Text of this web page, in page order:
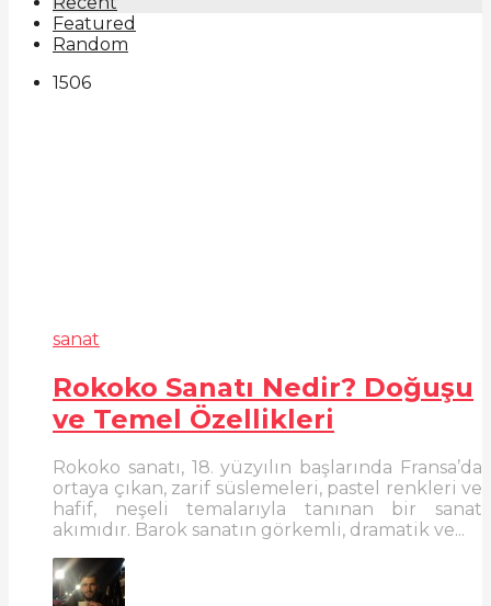
Featured
Random
1506
sanat
Rokoko Sanatı Nedir? Doğuşu
ve Temel Özellikleri
Rokoko sanatı, 18. yüzyılın başlarında Fransa’da
ortaya çıkan, zarif süslemeleri, pastel renkleri ve
hafif, neşeli temalarıyla tanınan bir sanat
akımıdır. Barok sanatın görkemli, dramatik ve...